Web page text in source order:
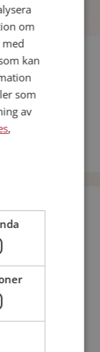
Kvinna
om
kan
som
av
,